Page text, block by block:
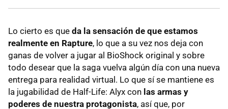
Lo cierto es que da la sensación de que estamos
realmente en Rapture, lo que a su vez nos deja con
ganas de volver a jugar al BioShock original y sobre
todo desear que la saga vuelva algún día con una nueva
entrega para realidad virtual. Lo que sí se mantiene es
la jugabilidad de Half-Life: Alyx con las armas y
poderes de nuestra protagonista, así que, por